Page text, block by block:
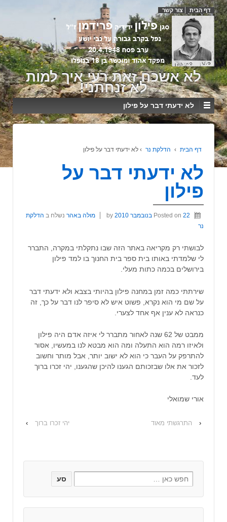
דף הבית צור קשר
לא אשכח זאת רעי איך למות
לא זנחתני!
לא ידעתי דבר על פילון
דף הבית › הדלקת נר › לא ידעתי דבר על פילון
לא ידעתי דבר על
פילון
Posted on 22 בנובמבר 2010 מולה באהר נשלח ב הדלקת
נר
לבושתי רק מקריאה באתר הזה שבו נתקלתי במקרה, התברר
לי שלמדתי באותו בית ספר בית החנוך בו למד פילון
בירושלים בכמה כתות מעלי.
שירתתי כמה זמן במחנה פילון בהיותי בצבא ולא ידעתי דבר
על שם מי הוא נקרא, פשוט איש לא סיפר לנו דבר על כך, זה
כנראה לא ענין אף אחד לצערי.
ממבט של 62 שנה לאחור מתברר לי איזה אדם היה פילון
ולאיזו רמה הוא התעלה ומה הוא מבטא לנו במעשיו, אסור
להתרפק על העבר כי הוא לא ישוב יותר, אבל מותר וחשוב
לזכור את אלו שבזכותם הגענו להיכן שהגענו, יהי זכרו ברוך
לעד.
אורי שמואלי
‹ התרגשתי מאוד יהי זכרו ברוך ›